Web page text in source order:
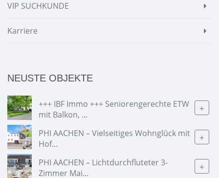
VIP SUCHKUNDE
Karriere
NEUSTE OBJEKTE
+++ IBF Immo +++ Seniorengerechte ETW
mit Balkon, ...
+
PHI AACHEN – Vielseitiges Wohnglück mit
Hof...
+
PHI AACHEN – Lichtdurchfluteter 3-
Zimmer Mai...
+